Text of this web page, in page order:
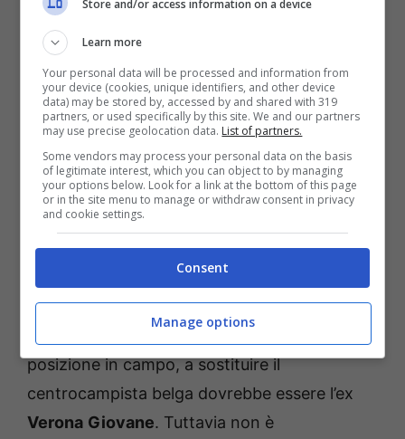
match sia in fase di impostazione che di
finalizzazione. Una perdita certamente
pesante per ilNapoli, che potrebbe favorire
però solo in minima parte i rossoblù, visto
comunque l’elevato spessore tecnico dei
padroni di casa.
Come cambia la formazione
del Napoli
Il candidato principale, considerata la
posizione in campo, a sostituire il
centrocampista belga dovrebbe essere l’ex
Verona Giovane. Tuttavia non è
Store and/or access information on a device
Learn more
Your personal data will be processed and information from
your device (cookies, unique identifiers, and other device
data) may be stored by, accessed by and shared with 319
partners, or used specifically by this site. We and our partners
may use precise geolocation data. List of partners.
Some vendors may process your personal data on the basis
of legitimate interest, which you can object to by managing
your options below. Look for a link at the bottom of this page
or in the site menu to manage or withdraw consent in privacy
and cookie settings.
Consent
Manage options